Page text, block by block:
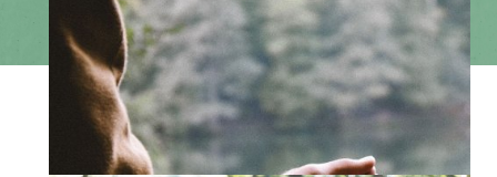
Activiteiten